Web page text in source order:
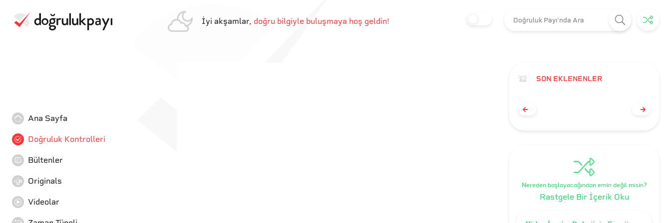
İyi akşamlar, doğru bilgiyle buluşmaya hoş geldin!
Ana Sayfa
Doğruluk Kontrolleri
Bültenler
Originals
Videolar
SON EKLENENLER
Nereden başlayacağından emin değil misin?
Rastgele Bir İçerik Oku